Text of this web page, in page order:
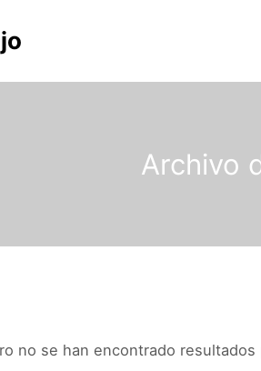
Archivo
no se han encontrado